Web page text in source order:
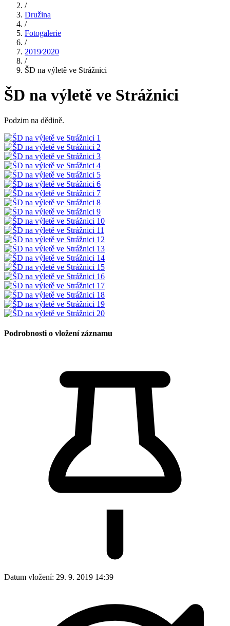
/
Družina
/
Fotogalerie
/
2019⁄2020
/
ŠD na výletě ve Strážnici
ŠD na výletě ve Strážnici
Podzim na dědině.
Podrobnosti o vložení záznamu
Datum vložení: 29. 9. 2019 14:39